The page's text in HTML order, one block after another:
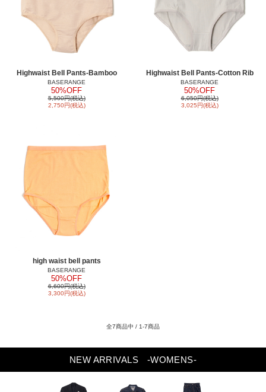
Highwaist Bell Pants-Bamboo
BASERANGE
50%OFF
5,500円(税込)
2,750円(税込)
Highwaist Bell Pants-Cotton Rib
BASERANGE
50%OFF
6,050円(税込)
3,025円(税込)
high waist bell pants
BASERANGE
50%OFF
6,600円(税込)
3,300円(税込)
全7商品中 / 1-7商品
NEW ARRIVALS -WOMENS-